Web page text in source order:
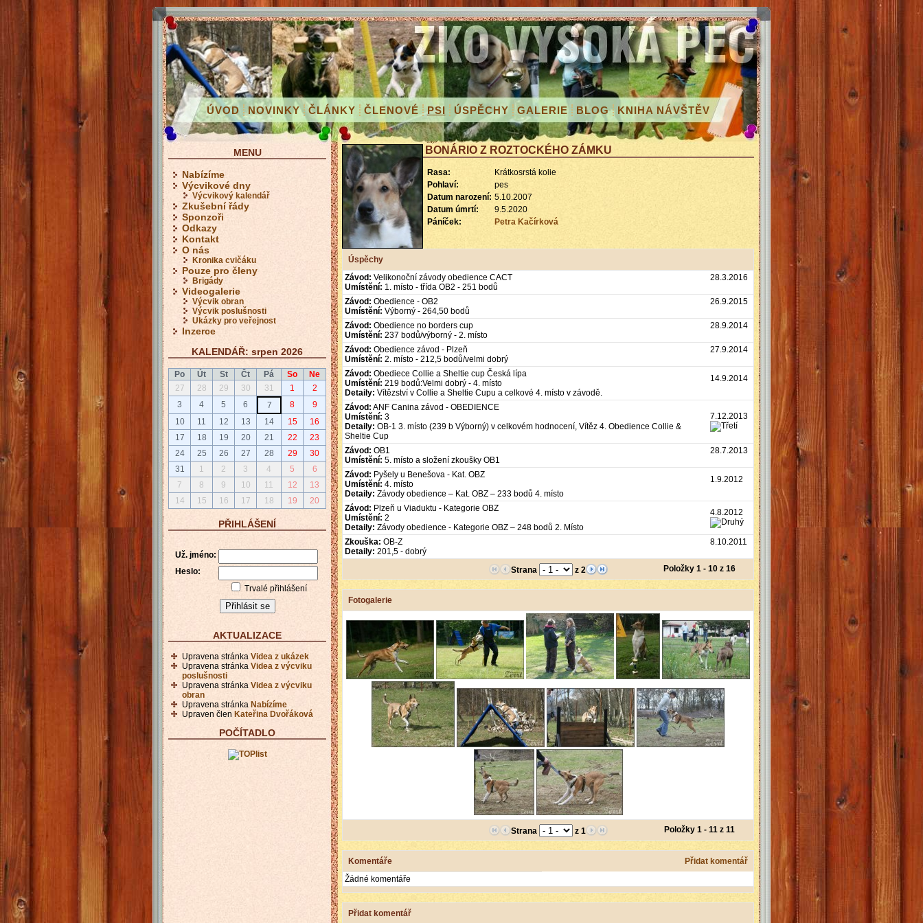
ÚVOD NOVINKY ČLÁNKY ČLENOVÉ PSI ÚSPĚCHY GALERIE BLOG KNIHA NÁVŠTĚV
BONÁRIO Z ROZTOCKÉHO ZÁMKU
Rasa:
Krátkosrstá kolie
Pohlaví:
pes
Datum narození: 5.10.2007
Datum úmrtí:
9.5.2020
Páníček:
Petra Kačírková
Úspěchy
Závod: Velikonoční závody obedience CACT
Umístění: 1. místo - třída OB2 - 251 bodů
28.3.2016
Závod: Obedience - OB2
Umístění: Výborný - 264,50 bodů
26.9.2015
Závod: Obedience no borders cup
Umístění: 237 bodů/výborný - 2. místo
28.9.2014
Závod: Obedience závod - Plzeň
Umístění: 2. místo - 212,5 bodů/velmi dobrý
27.9.2014
Závod: Obediece Collie a Sheltie cup Česká lípa
Umístění: 219 bodů:Velmi dobrý - 4. místo
Detaily: Vítězství v Collie a Sheltie Cupu a celkové 4. místo v závodě.
14.9.2014
Závod: ANF Canina závod - OBEDIENCE
Umístění: 3
Detaily: OB-1 3. místo (239 b Výborný) v celkovém hodnocení, Vítěz 4. Obedience Collie &
Sheltie Cup
7.12.2013
Závod: OB1
Umístění: 5. místo a složení zkoušky OB1
28.7.2013
Závod: Pyšely u Benešova - Kat. OBZ
Umístění: 4. místo
Detaily: Závody obedience – Kat. OBZ – 233 bodů 4. místo
1.9.2012
Závod: Plzeň u Viaduktu - Kategorie OBZ
Umístění: 2
Detaily: Závody obedience - Kategorie OBZ – 248 bodů 2. Místo
4.8.2012
Zkouška: OB-Z
Detaily: 201,5 - dobrý
8.10.2011
Strana z 2 Položky 1 - 10 z 16
Fotogalerie
Strana z 1 Položky 1 - 11 z 11
Komentáře
Přidat komentář
Žádné komentáře
Přidat komentář
MENU
Nabízíme
Výcvikové dny
Výcvikový kalendář
Zkušební řády
Sponzoři
Odkazy
Kontakt
O nás
Kronika cvičáku
Pouze pro členy
Brigády
Videogalerie
Výcvik obran
Výcvik poslušnosti
Ukázky pro veřejnost
Inzerce
KALENDÁŘ: srpen 2026
Po Út St Čt Pá So
Ne
27
28 29 30 31 1
2
3
4 5 6 7 8
9
10
11 12 13 14 15
16
17
18 19 20 21 22
23
24
25 26 27 28 29
30
31
1 2 3 4 5
6
7
8 9 10 11 12
13
14
15 16 17 18 19 20
PŘIHLÁŠENÍ
Už. jméno:
Heslo:
Trvalé přihlášení
AKTUALIZACE
Upravena stránka Videa z ukázek
Upravena stránka Videa z výcviku
poslušnosti
Upravena stránka Videa z výcviku
obran
Upravena stránka Nabízíme
Upraven člen Kateřina Dvořáková
POČÍTADLO